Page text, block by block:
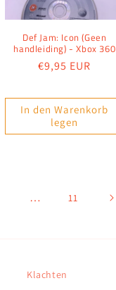
Def Jam: Icon (Geen
handleiding) - Xbox 360
Normaler
€9,95 EUR
In den Warenkorb
legen
… 11
Klachten